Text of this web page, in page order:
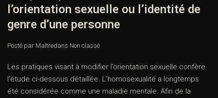
l’orientation sexuelle ou l’identité de
genre d’une personne
Posté par Maîtredans Non classé
Les pratiques visant à modifier l’orientation sexuelle confère
l’étude ci-dessous détaillée. L’homosexualité a longtemps
été considérée comme une maladie mentale. Afin de la